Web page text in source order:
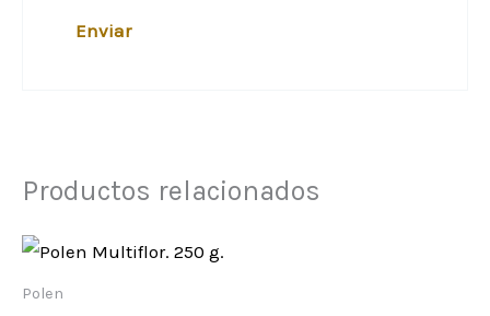
Productos relacionados
Polen